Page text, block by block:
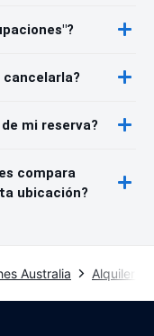
cancelarla?
mi reserva?
compara
ubicación?
Australia Alquiler